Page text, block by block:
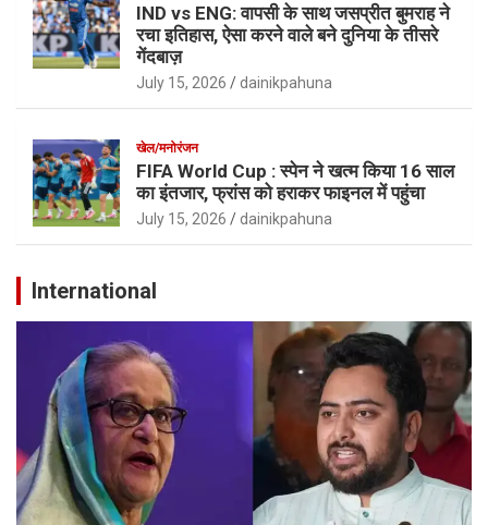
IND vs ENG: वापसी के साथ जसप्रीत बुमराह ने
रचा इतिहास, ऐसा करने वाले बने दुनिया के तीसरे
गेंदबाज़
July 15, 2026 dainikpahuna
खेल/मनोरंजन
FIFA World Cup : स्पेन ने खत्म किया 16 साल
का इंतजार, फ्रांस को हराकर फाइनल में पहुंचा
July 15, 2026 dainikpahuna
International